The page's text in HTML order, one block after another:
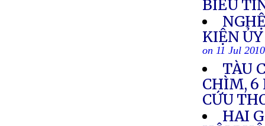
BIỂU
KIỆN
on 11 Jul 2010
TÀU
CHÌM, 6
CỨU
HAI